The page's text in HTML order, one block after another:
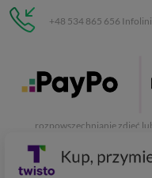
+48 534 865 656
C.H. Respan, Rejtana
35-326 Rzeszów
rozpowszechnianie zdjęć